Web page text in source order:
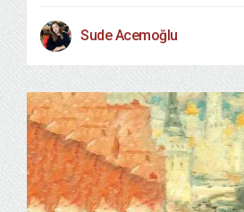
Sude Acemoğlu